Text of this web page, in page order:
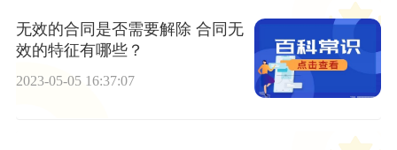
无效的合同是否需要解除 合同无
效的特征有哪些？
2023-05-05 16:37:07